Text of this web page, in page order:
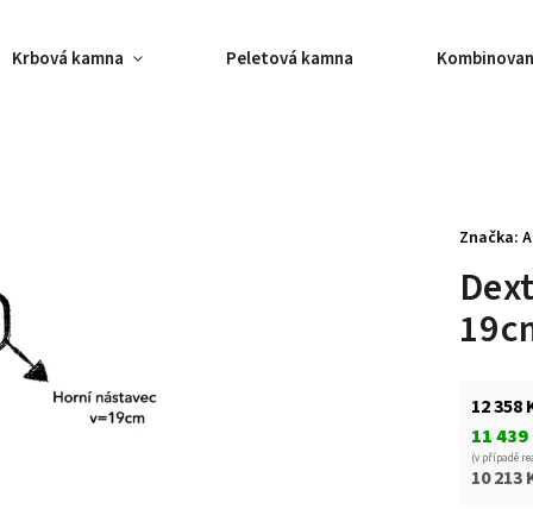
Krbová kamna Peletová kamna
12 358
11 439
(v případě
10 213
Značka: